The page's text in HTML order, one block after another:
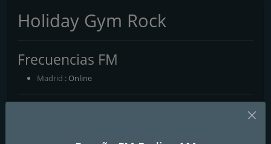
Holiday Gym Rock
Frecuencias FM
Madrid : Online